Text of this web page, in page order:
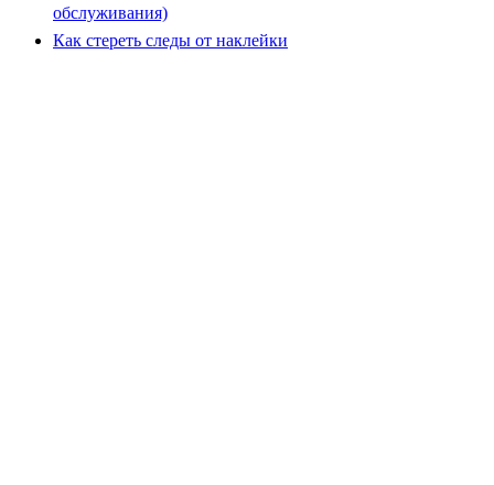
обслуживания)
Как стереть следы от наклейки